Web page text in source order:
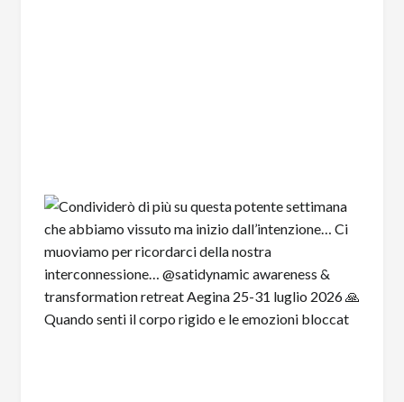
Quando senti il corpo rigido e le emozioni bloccat